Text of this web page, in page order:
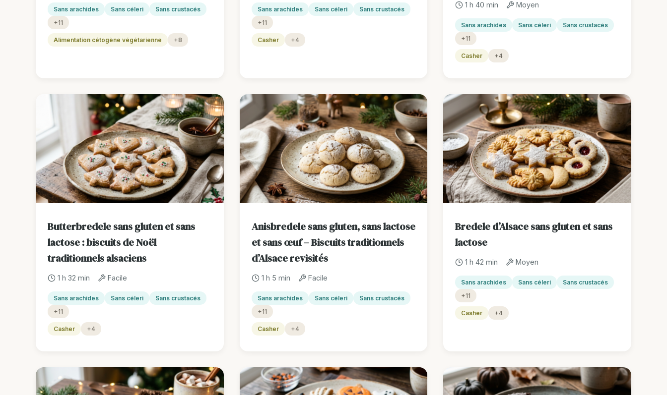
Sans arachides Sans céleri
Sans crustacés
+11
Alimentation cétogène végétarienne +8
Sans arachides Sans céleri
Sans crustacés
+11
Casher +4
1 h 40 min Moyen
Sans arachides Sans céleri
Sans crustacés
+11
Casher +4
Butterbredele sans gluten et sans
lactose : biscuits de Noël
traditionnels alsaciens
1 h 32 min Facile
Sans arachides Sans céleri
Sans crustacés
+11
Casher +4
Anisbredele sans gluten, sans lactose
et sans œuf – Biscuits traditionnels
d’Alsace revisités
1 h 5 min Facile
Sans arachides Sans céleri
Sans crustacés
+11
Casher +4
Bredele d’Alsace sans gluten et sans
lactose
1 h 42 min Moyen
Sans arachides Sans céleri
Sans crustacés
+11
Casher +4